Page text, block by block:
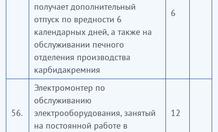
получает дополнительный
отпуск по вредности 6
календарных дней, а также на
обслуживании печного
отделения производства
карбидакремния
6
56.
Электромонтер по
обслуживанию
электрооборудования, занятый
на постоянной работе в
12